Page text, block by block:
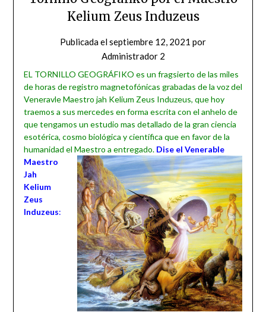
Kelium Zeus Induzeus
Publicada elseptiembre 12, 2021 por
Administrador 2
EL TORNILLO GEOGRÁFIKO es un fragsierto de las miles
de horas de registro magnetofónicas grabadas de la voz del
Veneravle Maestro jah Kelium Zeus Induzeus, que hoy
traemos a sus mercedes en forma escrita con el anhelo de
que tengamos un estudio mas detallado de la gran ciencia
esotérica, cosmo biológica y científica que en favor de la
humanidad el Maestro a entregado. Dise el Venerable
Maestro
Jah
Kelium
Zeus
Induzeus: